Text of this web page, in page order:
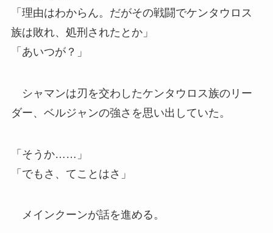
「理由はわからん。だがその戦闘でケンタウロス
族は敗れ、処刑されたとか」
「あいつが？」
シャマンは刃を交わしたケンタウロス族のリー
ダー、ベルジャンの強さを思い出していた。
「そうか……」
「でもさ、てことはさ」
メインクーンが話を進める。